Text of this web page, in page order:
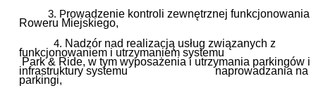
3. Prowadzenie kontroli zewnętrznej funkcjonowania
Roweru Miejskiego,
4. Nadzór nad realizacją usług związanych z
funkcjonowaniem i utrzymaniem systemu
Park & Ride, w tym wyposażenia i utrzymania parkingów i
infrastruktury systemu naprowadzania na
parkingi,